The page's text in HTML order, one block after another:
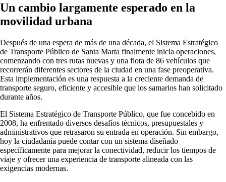
Un cambio largamente esperado en la
movilidad urbana
Después de una espera de más de una década, el Sistema Estratégico
de Transporte Público de Santa Marta finalmente inicia operaciones,
comenzando con tres rutas nuevas y una flota de 86 vehículos que
recorrerán diferentes sectores de la ciudad en una fase preoperativa.
Esta implementación es una respuesta a la creciente demanda de
transporte seguro, eficiente y accesible que los samarios han solicitado
durante años.
El Sistema Estratégico de Transporte Público, que fue concebido en
2008, ha enfrentado diversos desafíos técnicos, presupuestales y
administrativos que retrasaron su entrada en operación. Sin embargo,
hoy la ciudadanía puede contar con un sistema diseñado
específicamente para mejorar la conectividad, reducir los tiempos de
viaje y ofrecer una experiencia de transporte alineada con las
exigencias modernas.